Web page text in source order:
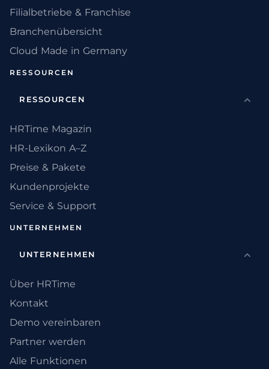
Filialbetriebe & Franchise
Branchenübersicht
Cloud Made in Germany
RESSOURCEN
RESSOURCEN
HRTime Magazin
HR-Lexikon A–Z
Preise & Pakete
Kundenprojekte
Service & Support
UNTERNEHMEN
UNTERNEHMEN
Über HRTime
Kontakt
Demo vereinbaren
Partner werden
Alle Funktionen